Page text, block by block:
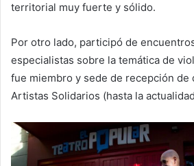
territorial muy fuerte y sólido.
Por otro lado, participó de
especialistas sobre la temática de
fue miembro y sede de recepción de
Artistas Solidarios (hasta la